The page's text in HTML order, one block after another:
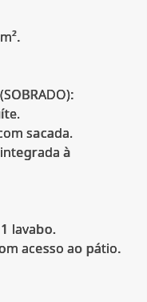
sacada.
à
lavabo.
acesso ao pátio.